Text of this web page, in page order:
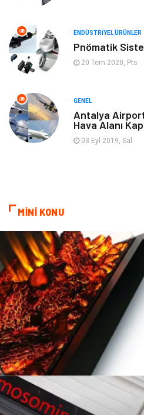
Endüstriyel Ürünler
Aksesuar
Ambalaj
Markalar
Telekomünikasyon
Dernekler ve Birlikler
Kiralama Servisleri
Doğal Enerji Kaynakları
Hediyelik Eşya
Pazarlama
ENDÜSTRIYEL ÜRÜNLER
Pnömatik
20 Tem 2020, Pts
GENEL
Antalya
Hava Alanı
03 Eyl 2019, Sal
MİNİ KONU